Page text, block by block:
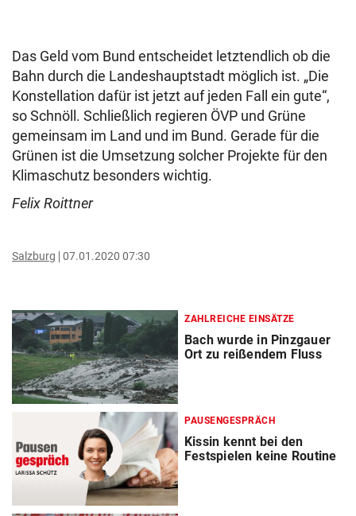
Das Geld vom Bund entscheidet letztendlich ob die
Bahn durch die Landeshauptstadt möglich ist. „Die
Konstellation dafür ist jetzt auf jeden Fall ein gute“,
so Schnöll. Schließlich regieren ÖVP und Grüne
gemeinsam im Land und im Bund. Gerade für die
Grünen ist die Umsetzung solcher Projekte für den
Klimaschutz besonders wichtig.
Felix Roittner
Salzburg 07.01.2020 07:30
ZAHLREICHE EINSÄTZE
Bach wurde in Pinzgauer
Ort zu reißendem Fluss
PAUSENGESPRÄCH
Kissin kennt bei den
Festspielen keine Routine